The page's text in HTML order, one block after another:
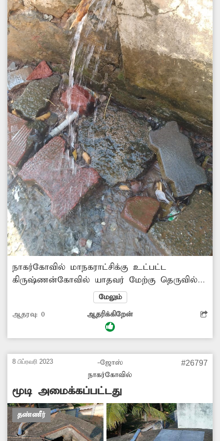
நாகர்கோவில் மாநகராட்சிக்கு உட்பட்ட
கிருஷ்ணன்கோவில் யாதவர் மேற்கு தெருவில்
ஓம் சக்தி கோவில் உள்ளது. இந்த கோவிலில்ன
அருகில் அமைக்கப்பட்டுள்ள பொது குழாயின்
நல்லி உடைந்து குடிநீர் வீணாக தெருவில்
பாய்கிறது. எனவே, சம்பந்தப்பட்ட அதிகாரிகள்
நல்லியை அமைத்து குடிநீர் வீணாவதை தடுக்க
வேண்டும்.க.அருணாசலம்,கிருஷ்ணன்கோவில்.
மேலும்
ஆதரவு: 0 ஆதரிக்கிறேன்
8 பிப்ரவரி 2023
-ஜோஸ்
நாகர்கோவில்
#26797
மூடி அமைக்கப்பட்டது
தண்ணீர்